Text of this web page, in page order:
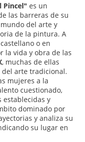
Pincel" es un
las barreras de su
del arte y
de la pintura. A
o en
la vida y obra de las
, muchas de ellas
arte tradicional.
mujeres a la
cuestionado,
establecidas y
dominado por
y analiza su
su lugar en